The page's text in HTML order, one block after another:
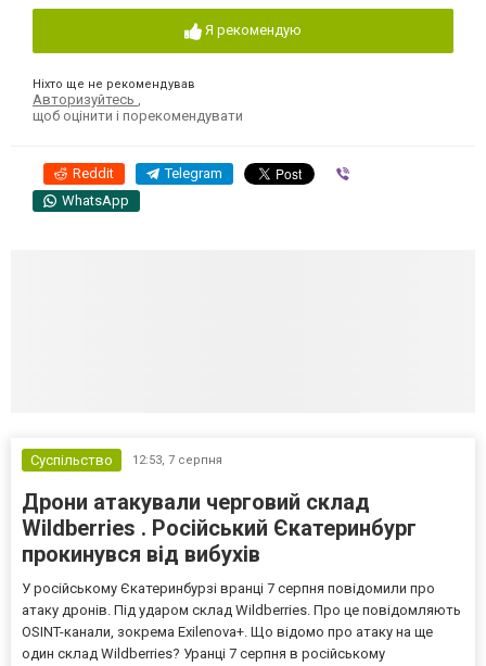
Я рекомендую
Ніхто ще не рекомендував
Авторизуйтесь
щоб оцінити і порекомендувати
Reddit Telegram
WhatsApp
Суспільство 12:53, 7 серпня
Дрони атакували черговий склад
Wildberries . Російський Єкатеринбург
прокинувся від вибухів
У російському Єкатеринбурзі вранці 7 серпня повідомили про
атаку дронів. Під ударом склад Wildberries. Про це повідомляють
OSINT-канали, зокрема Exilenova+. Що відомо про атаку на ще
один склад Wildberries? Уранці 7 серпня в російському